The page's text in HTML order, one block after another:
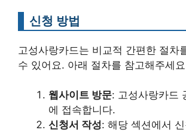
신청 방법
고성사랑카드는 비교적 간편한 절차
수 있어요. 아래 절차를 참고해주세
웹사이트 방문: 고성사랑카드
에 접속합니다.
신청서 작성: 해당 섹션에서